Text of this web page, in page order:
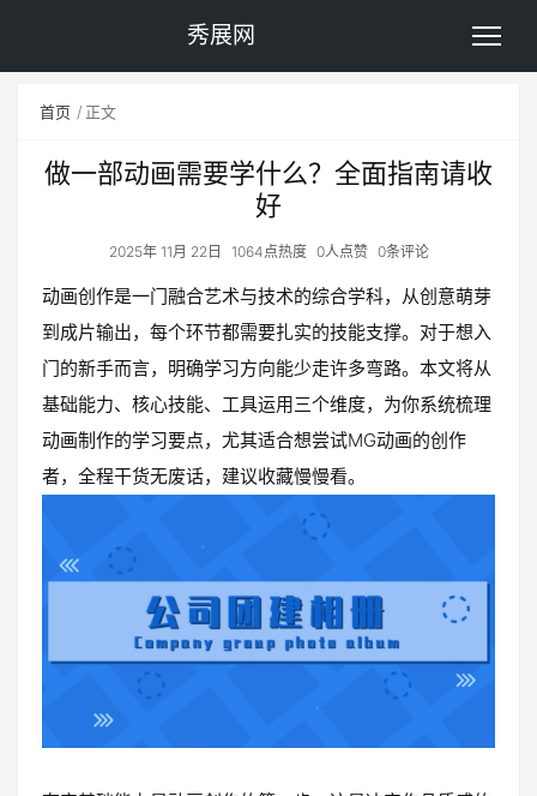
秀展网
首页 正文
做一部动画需要学什么？全面指南请收
好
2025年 11月 22日 1064点热度 0人点赞 0条评论
动画创作是一门融合艺术与技术的综合学科，从创意萌芽
到成片输出，每个环节都需要扎实的技能支撑。对于想入
门的新手而言，明确学习方向能少走许多弯路。本文将从
基础能力、核心技能、工具运用三个维度，为你系统梳理
动画制作的学习要点，尤其适合想尝试MG动画的创作
者，全程干货无废话，建议收藏慢慢看。